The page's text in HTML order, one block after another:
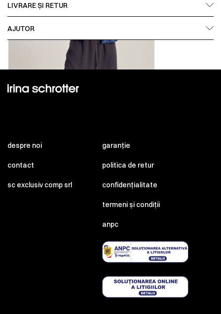
LIVRARE ȘI RETUR
AJUTOR
despre noi
contact
sc exclusiv comp srl
garanție
politica de retur
confidențialitate
termeni și condiții
anpc